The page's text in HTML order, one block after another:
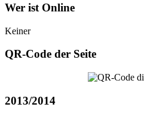
Wer ist Online
Keiner
QR-Code der Seite
2013/2014